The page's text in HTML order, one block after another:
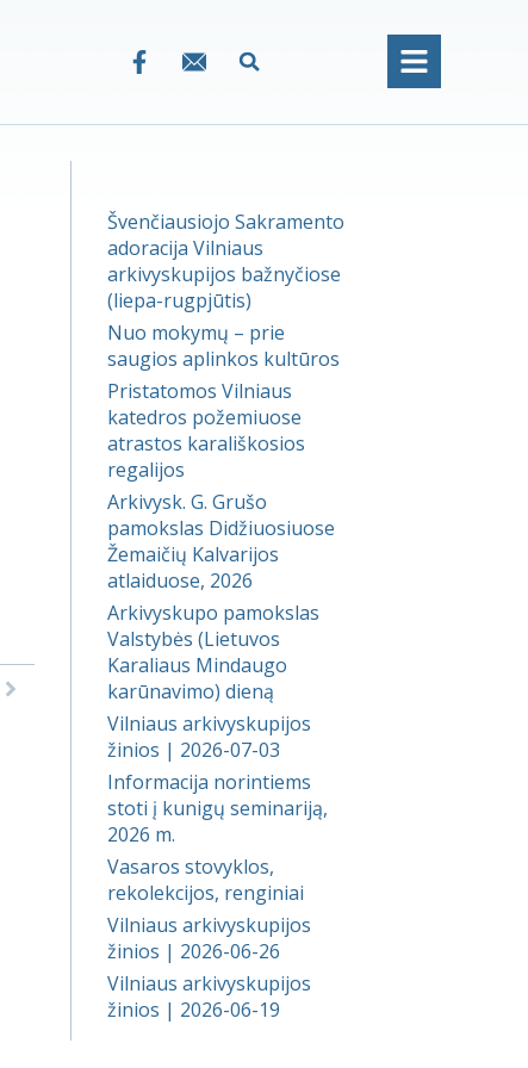
Švenčiausiojo Sakramento
adoracija Vilniaus
arkivyskupijos bažnyčiose
(liepa-rugpjūtis)
Nuo mokymų – prie
saugios aplinkos kultūros
Pristatomos Vilniaus
katedros požemiuose
atrastos karališkosios
regalijos
Arkivysk. G. Grušo
pamokslas Didžiuosiuose
Žemaičių Kalvarijos
atlaiduose, 2026
Arkivyskupo pamokslas
Valstybės (Lietuvos
Karaliaus Mindaugo
karūnavimo) dieną
Vilniaus arkivyskupijos
žinios | 2026-07-03
Informacija norintiems
stoti į kunigų seminariją,
2026 m.
Vasaros stovyklos,
rekolekcijos, renginiai
Vilniaus arkivyskupijos
žinios | 2026-06-26
Vilniaus arkivyskupijos
žinios | 2026-06-19